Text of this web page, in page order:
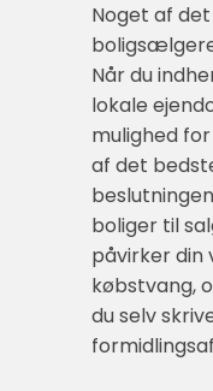
Noget af
Når du
lokale
mulighed
af det
boliger til
påvirker din
købstvang,
du selv